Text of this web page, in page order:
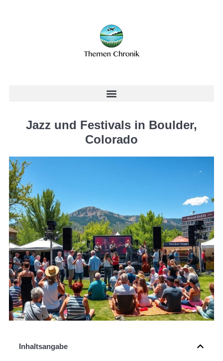
Jazz und Festivals in Boulder,
Colorado
Inhaltsangabe